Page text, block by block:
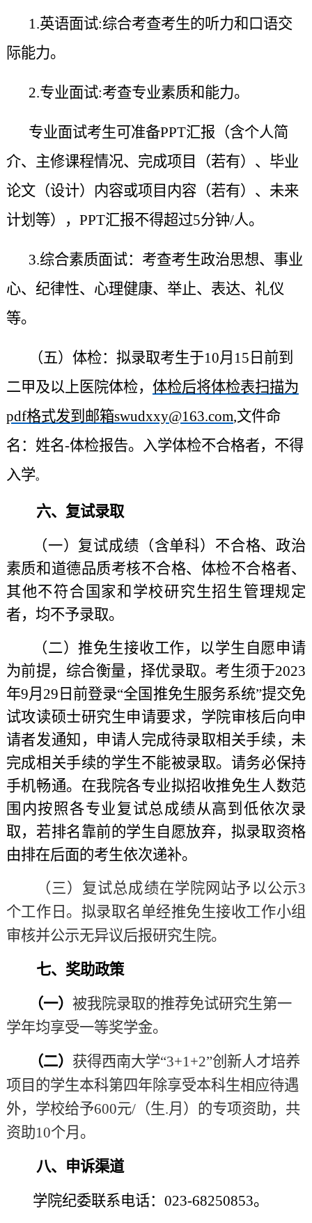
1.英语面试:综合考查考生的听力和口语交
际能力。
2.专业面试:考查专业素质和能力。
专业面试考生可准备PPT汇报（含个人简
介、主修课程情况、完成项目（若有）、毕业
论文（设计）内容或项目内容（若有）、未来
计划等），PPT汇报不得超过5分钟/人。
3.综合素质面试：考查考生政治思想、事业
心、纪律性、心理健康、举止、表达、礼仪
等。
（五）体检：拟录取考生于10月15日前到
二甲及以上医院体检， 体检后将体检表扫描为
pdf格式发到邮箱swudxxy@163.com,文件命
名：姓名-体检报告。入学体检不合格者，不得
入学。
六、复试录取
（一）复试成绩（含单科）不合格、政治
素质和道德品质考核不合格、体检不合格者、
其他不符合国家和学校研究生招生管理规定
者，均不予录取。
（二）推免生接收工作，以学生自愿申请
为前提，综合衡量，择优录取。 考生须于2023
年9月29 日前登录“全国推免生服务系统”提交免
试攻读硕士研究生申请要求，学院审核后向申
请者发通知，申请人完成待录取相关手续，未
完成相关手续的学生不能被录取。请务必保持
手机畅通。 在我院各专业拟招收推免生人数范
围内按照各专业复试总成绩从高到低依次录
取，若排名靠前的学生自愿放弃，拟录取资格
由排在后面的考生依次递补。
（三）复试总成绩在学院网站予以公示3
个工作日。拟录取名单经推免生接收工作小组
审核并公示无异议后报研究生院。
七、奖助政策
（一） 被我院录取的推荐免试研究生第一
学年均享受一等奖学金。
（二） 获得西南大学“3+1+2”创新人才培养
项目的学生本科第四年除享受本科生相应待遇
外，学校给予600元/（生.月）的专项资助，共
资助10个月。
八、申诉渠道
学院纪委联系电话：023-68250853。